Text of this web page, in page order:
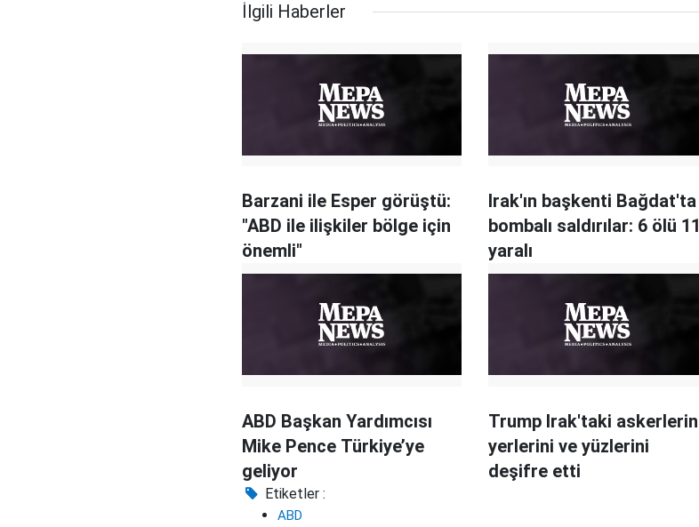
İlgili Haberler
Barzani ile Esper görüştü:
"ABD ile ilişkiler bölge için
önemli"
Irak'ın başkenti Bağdat'ta
bombalı saldırılar: 6 ölü 11
yaralı
ABD Başkan Yardımcısı
Mike Pence Türkiye’ye
geliyor
Trump Irak'taki askerlerin
yerlerini ve yüzlerini
deşifre etti
Etiketler :
ABD